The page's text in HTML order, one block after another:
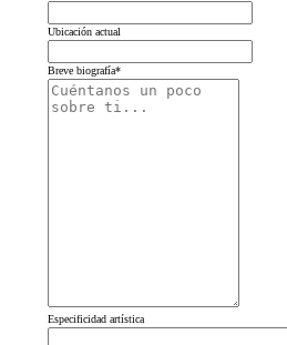
Ubicación actual
Breve biografía*
Especificidad artística